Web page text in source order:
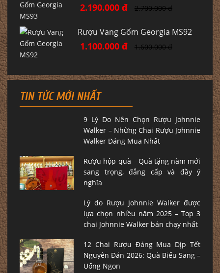
2.190.000 đ 2.700.000 đ
Rượu Vang Gốm Georgia MS92
1.100.000 đ 1.600.000 đ
TIN TỨC MỚI NHẤT
9 Lý Do Nên Chọn Rượu Johnnie
Walker – Những Chai Rượu Johnnie
Walker Đáng Mua Nhất
Rượu hộp quà – Quà tặng năm mới
sang trọng, đẳng cấp và đầy ý
nghĩa
Lý do Rượu Johnnie Walker được
lựa chọn nhiều năm 2025 – Top 3
chai Johnnie Walker bán chạy nhất
12 Chai Rượu Đáng Mua Dịp Tết
Nguyên Đán 2026: Quà Biếu Sang –
Uống Ngon